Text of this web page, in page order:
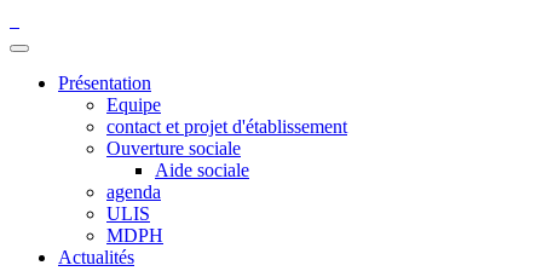
Présentation
Equipe
contact et projet d'établissement
Ouverture sociale
Aide sociale
agenda
ULIS
MDPH
Actualités